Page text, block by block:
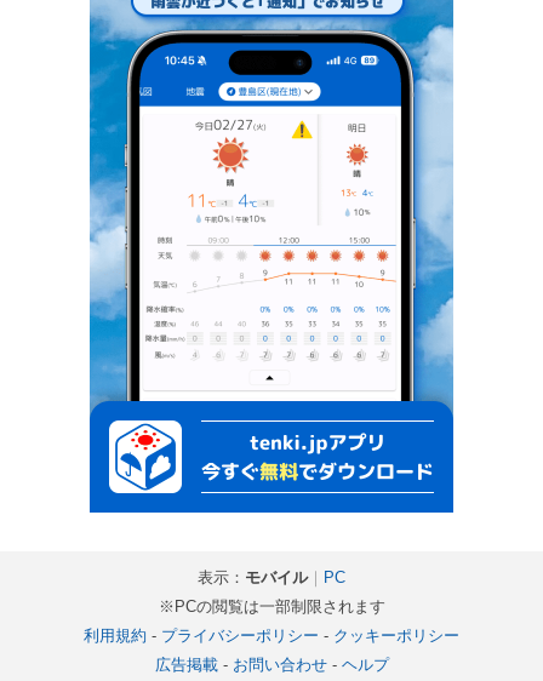
表示： モバイル｜ PC
※PCの閲覧は一部制限されます
利用規約 - プライバシーポリシー - クッキーポリシー
広告掲載- お問い合わせ- ヘルプ